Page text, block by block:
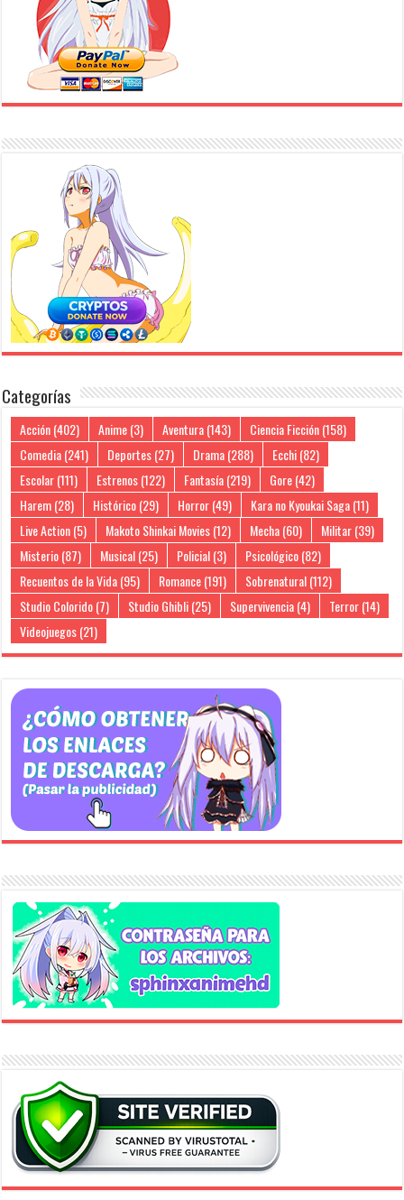
Categorías
Acción(402) Anime(3) Aventura(143) Ciencia Ficción(158)
Comedia(241) Deportes(27) Drama(288) Ecchi(82)
Escolar(111) Estrenos(122) Fantasía(219) Gore(42)
Harem(28) Histórico(29) Horror(49) Kara no Kyoukai Saga(11)
Live Action(5) Makoto Shinkai Movies(12) Mecha(60) Militar(39)
Misterio(87) Musical(25) Policial(3) Psicológico(82)
Recuentos de la Vida(95) Romance(191) Sobrenatural(112)
Studio Colorido(7) Studio Ghibli(25) Supervivencia(4) Terror(14)
Videojuegos(21)